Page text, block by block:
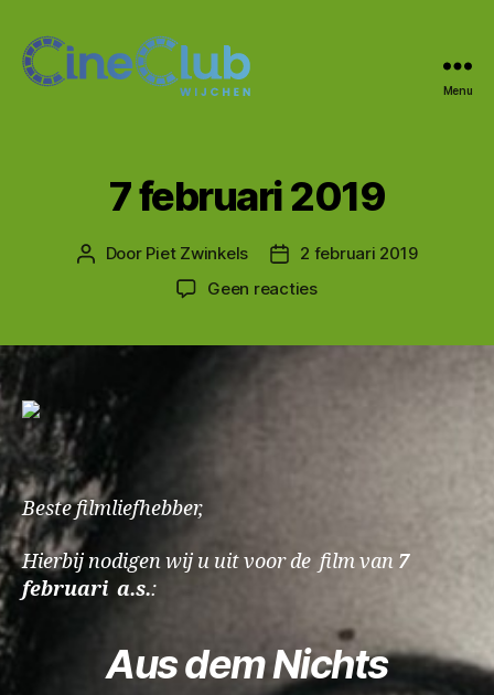
Menu
7 februari 2019
Berichtauteur
Door Piet Zwinkels Berichtdatum
2 februari 2019
Geen reactiesop
Beste filmliefhebber,
Hierbij nodigen wij u uit voor de film van 7
februari a.s.:
Aus dem Nichts